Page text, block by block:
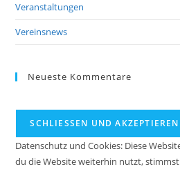
Veranstaltungen
Vereinsnews
Neueste Kommentare
Datenschutz und Cookies: Diese
du die Website weiterhin nutzt,